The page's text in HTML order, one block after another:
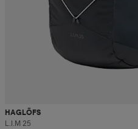
HAGLÖFS
L.i.m 25